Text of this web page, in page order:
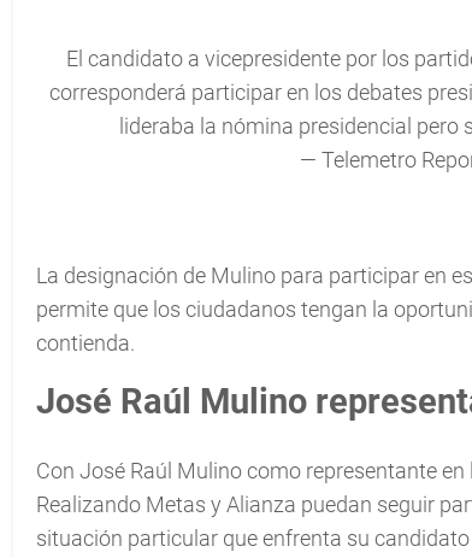
El candidato a vicepresidente por los
corresponderá participar en los debates
lideraba la nómina presidencial pero
— Telemetro
La designación de Mulino para participar en
permite que los ciudadanos tengan la
contienda.
José Raúl Mulino
Con José Raúl Mulino como representante
Realizando Metas y Alianza puedan seguir
situación particular que enfrenta su